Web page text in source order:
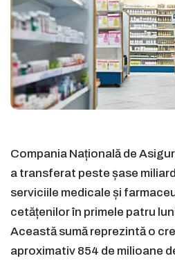
Compania Națională de
a transferat peste șase
serviciile medicale și
cetățenilor în primele patru
Această sumă reprezintă o
aproximativ 854 de milioane